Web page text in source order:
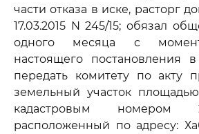
части отказа в иске, расторг
17.03.2015 N 245/15; обязал
одного месяца с
настоящего постановления
передать комитету по акту
земельный участок
кадастровым номером
расположенный по адресу: